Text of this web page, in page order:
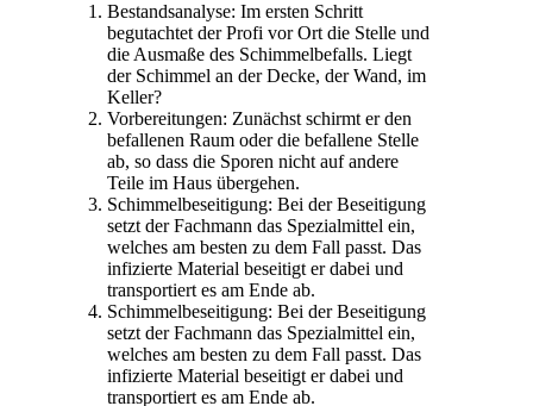
Bestandsanalyse: Im ersten Schritt
begutachtet der Profi vor Ort die Stelle und
die Ausmaße des Schimmelbefalls. Liegt
der Schimmel an der Decke, der Wand, im
Keller?
Vorbereitungen: Zunächst schirmt er den
befallenen Raum oder die befallene Stelle
ab, so dass die Sporen nicht auf andere
Teile im Haus übergehen.
Schimmelbeseitigung: Bei der Beseitigung
setzt der Fachmann das Spezialmittel ein,
welches am besten zu dem Fall passt. Das
infizierte Material beseitigt er dabei und
transportiert es am Ende ab.
Schimmelbeseitigung: Bei der Beseitigung
setzt der Fachmann das Spezialmittel ein,
welches am besten zu dem Fall passt. Das
infizierte Material beseitigt er dabei und
transportiert es am Ende ab.